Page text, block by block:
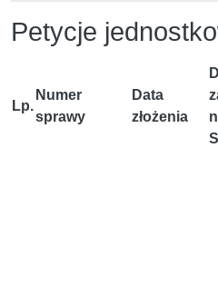
Petycje
Lp.
Numer
sprawy
Data
złożenia